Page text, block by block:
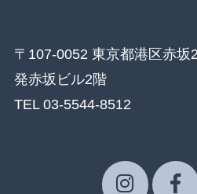
〒107-0052 東京都港区赤坂
発赤坂ビル2階
TEL 03-5544-8512